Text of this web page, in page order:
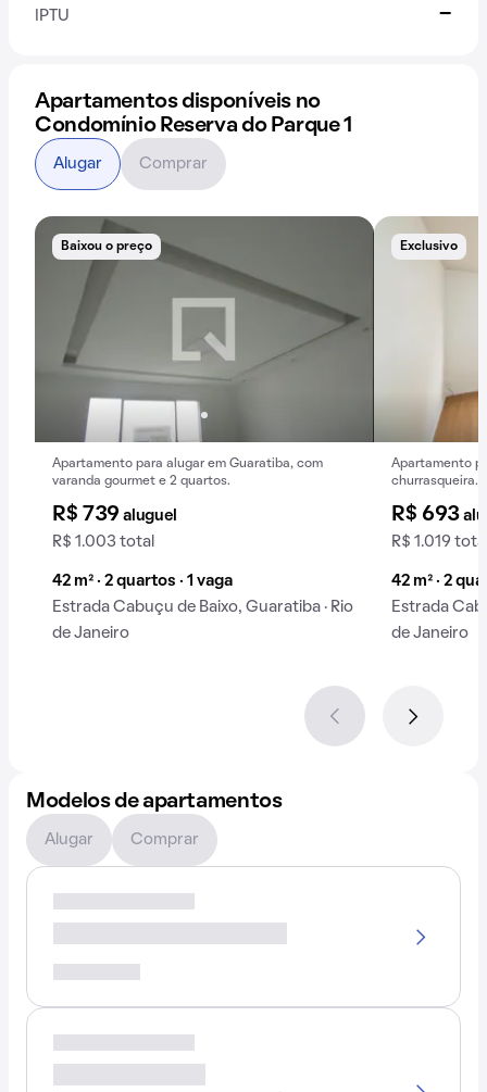
IPTU -
Apartamentos disponíveis no
Condomínio Reserva do Parque 1
Baixou o preço
Apartamento para alugar em Guaratiba, com
varanda gourmet e 2 quartos.
R$ 739aluguel
R$ 1.003 total
42 m² · 2 quartos · 1 vaga
Estrada Cabuçu de Baixo, Guaratiba · Rio
de Janeiro
Exclusivo
Apartamento
churrasqueira.
R$ 693
R$ 1.019
42 m² · 2
Estrada
de Janeiro
Alugar Comprar
Modelos de apartamentos
Alugar Comprar